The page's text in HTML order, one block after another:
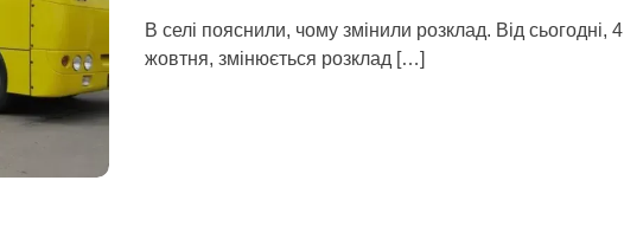
В селі пояснили, чому змінили розклад. Від сьогодні, 4
жовтня, змінюється розклад […]